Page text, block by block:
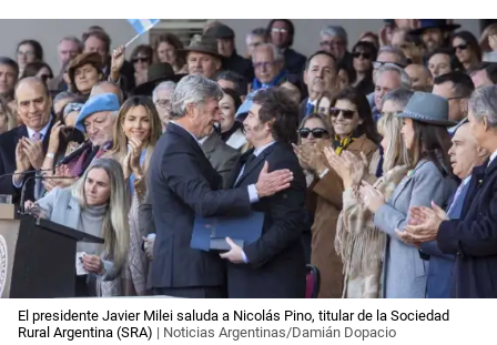
El presidente Javier Milei saluda a Nicolás Pino, titular de la Sociedad
Rural Argentina (SRA) | Noticias Argentinas/Damián Dopacio